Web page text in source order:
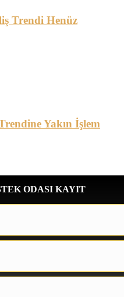
Trendi Henüz
Yakın İşlem
ODASI KAYIT